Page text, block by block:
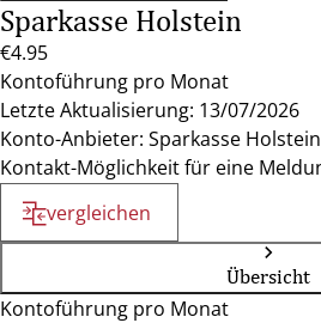
Sparkasse Holstein
€4.95
Kontoführung pro Monat
Letzte Aktualisierung: 13/07/2026
Konto-Anbieter: Sparkasse Holstein
Kontakt-Möglichkeit für eine
vergleichen
Übersicht
Kontoführung pro Monat